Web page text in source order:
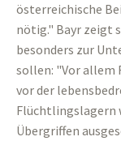
österreichische
nötig." Bayr zeigt
besonders zur
sollen: "Vor allem
vor der
Flüchtlingslagern
Übergriffen